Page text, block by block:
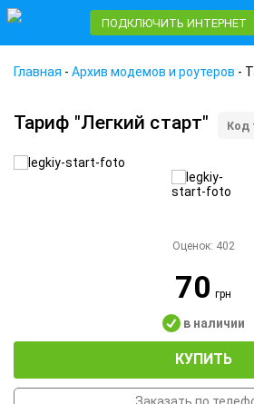
ПОДКЛЮЧИТЬ ИНТЕРНЕТ
Главная - Архив модемов и роутеров -
Тариф "Легкий старт" Код
Оценок: 402
70грн
в наличии
КУПИТЬ